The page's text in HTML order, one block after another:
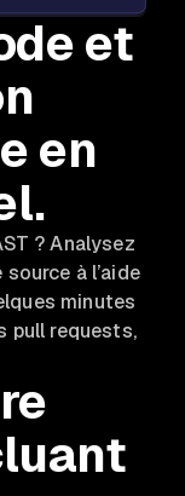
et
en
? Analysez
à l’aide
minutes
pull requests,